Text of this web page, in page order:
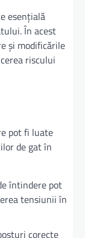
esențială
În acest
și modificările
riscului
pot fi luate
de gat în
întindere pot
tensiunii în
corecte